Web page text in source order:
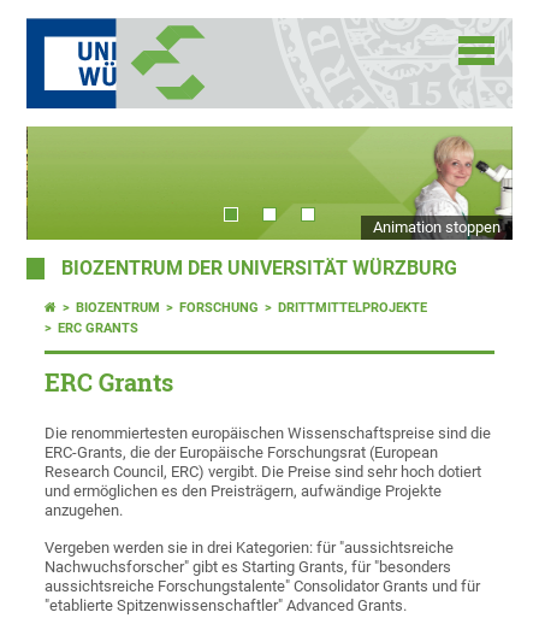
Animation stoppen
BIOZENTRUM DER UNIVERSITÄT WÜRZBURG
BIOZENTRUM FORSCHUNG
DRITTMITTELPROJEKTE
ERC GRANTS
ERC Grants
Die renommiertesten europäischen Wissenschaftspreise sind die
ERC-Grants, die der Europäische Forschungsrat (European
Research Council, ERC) vergibt. Die Preise sind sehr hoch dotiert
und ermöglichen es den Preisträgern, aufwändige Projekte
anzugehen.
Vergeben werden sie in drei Kategorien: für "aussichtsreiche
Nachwuchsforscher" gibt es Starting Grants, für "besonders
aussichtsreiche Forschungstalente" Consolidator Grants und für
"etablierte Spitzenwissenschaftler" Advanced Grants.